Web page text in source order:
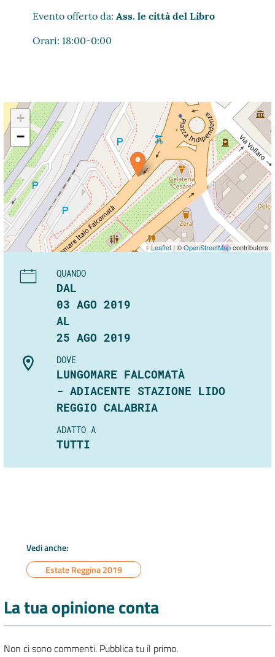
Evento offerto da:Ass. le città del Libro
Orari: 18:00-0:00
+
−
Leaflet | ©OpenStreetMapcontributors
QUANDO
DAL
03 AGO 2019
AL
25 AGO 2019
DOVE
LUNGOMARE FALCOMATÀ
- ADIACENTE STAZIONE LIDO
REGGIO CALABRIA
ADATTO A
TUTTI
Vedi anche:
Estate Reggina 2019
La tua opinione conta
Non ci sono commenti. Pubblica tu il primo.